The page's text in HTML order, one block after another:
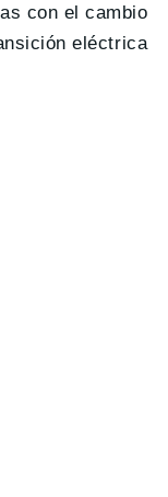
con el cambio
eléctrica